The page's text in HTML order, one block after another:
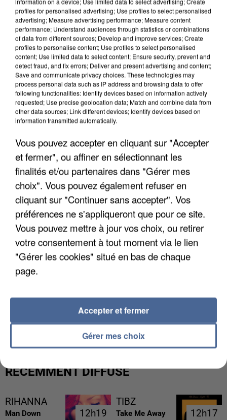
UN SECOND CADRE DE LA DZ MAFIA
INTERPELLÉ EN ALGÉRIE
UNE TOURISTE DE L’OISE EMPORTÉE PAR UNE
COULÉE DE BOUE EN HAUTE-SAVOIE
RÉCEMMENT DIFFUSÉ
RIHANNA
Man Down 12h19
12h19
TIBZ
Take Me Away 12h17
12h17
profiles for personalised advertising; Use profiles to select personalised
advertising; Measure advertising performance; Measure content
performance; Understand audiences through statistics or combinations
of data from different sources; Develop and improve services; Create
profiles to personalise content; Use profiles to select personalised
content; Use limited data to select content; Ensure security, prevent and
detect fraud, and fix errors; Deliver and present advertising and content;
Save and communicate privacy choices. These technologies may
process personal data such as IP address and browsing data to offer
following functionalities: Identify devices based on information actively
requested; Use precise geolocation data; Match and combine data from
other data sources; Link different devices; Identify devices based on
information transmitted automatically.
Vous pouvez accepter en cliquant sur "Accepter
et fermer", ou affiner en sélectionnant les
finalités et/ou partenaires dans "Gérer mes
choix". Vous pouvez également refuser en
cliquant sur "Continuer sans accepter". Vos
préférences ne s'appliqueront que pour ce site.
Vous pouvez mettre à jour vos choix, ou retirer
votre consentement à tout moment via le lien
"Gérer les cookies" situé en bas de chaque
page.
Gérer mes choix
Accepter et fermer